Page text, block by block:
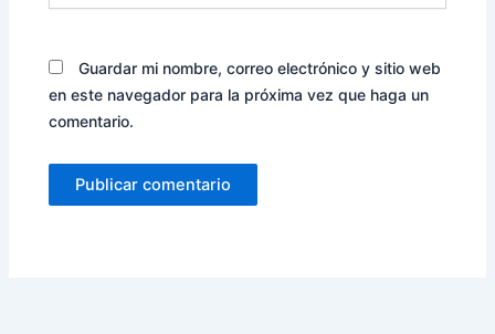
Guardar mi nombre, correo electrónico y sitio web
en este navegador para la próxima vez que haga un
comentario.